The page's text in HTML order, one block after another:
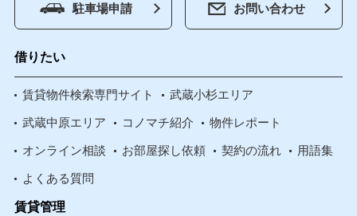
駐車場申請 お問い合わせ
借りたい
賃貸物件検索専門サイト 武蔵小杉エリア
武蔵中原エリア コノマチ紹介 物件レポート
オンライン相談 お部屋探し依頼 契約の流れ 用語集
よくある質問
賃貸管理